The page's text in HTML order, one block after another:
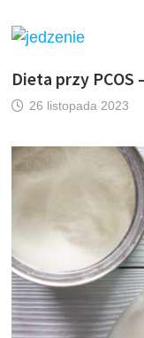
Dieta przy
26 listopada 2023